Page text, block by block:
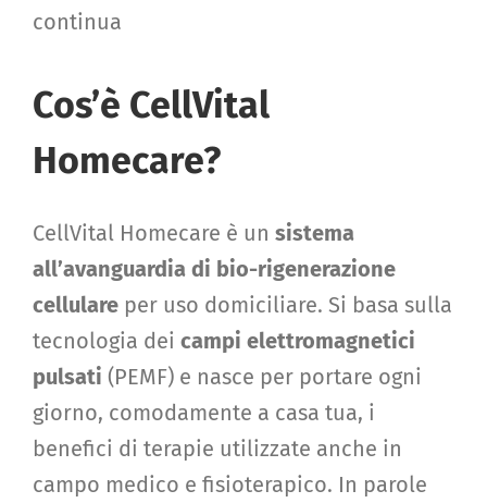
continua
Cos’è CellVital
Homecare?
CellVital Homecare è un sistema
all’avanguardia di bio-rigenerazione
cellulare per uso domiciliare. Si basa sulla
tecnologia dei campi elettromagnetici
pulsati (PEMF) e nasce per portare ogni
giorno, comodamente a casa tua, i
benefici di terapie utilizzate anche in
campo medico e fisioterapico. In parole